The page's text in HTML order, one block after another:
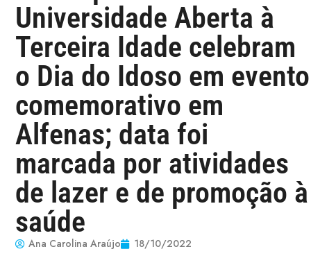
Universidade Aberta à
Terceira Idade celebram
o Dia do Idoso em evento
comemorativo em
Alfenas; data foi
marcada por atividades
de lazer e de promoção à
saúde
Ana Carolina Araújo 18/10/2022